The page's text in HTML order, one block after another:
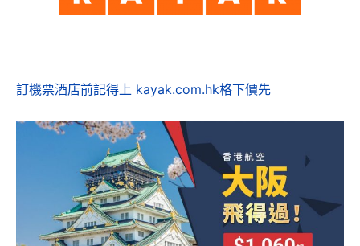
訂機票酒店前記得上 kayak.com.hk格下價先